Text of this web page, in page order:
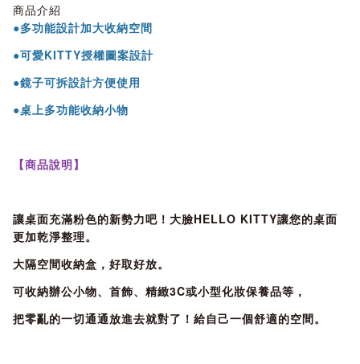
商品介紹
●多功能設計加大收納空間
●可愛KITTY授權圖案設計
●鏡子可拆設計方便使用
●桌上多功能收納小物
【商品說明】
讓桌面充滿粉色的新勢力吧！大臉HELLO KITTY讓您的桌面
更加乾淨整理。
大隔空間收納盒，好取好放。
可收納辦公小物、首飾、精緻3C或小型化妝保養品等，
把零亂的一切通通放進去就對了！給自己一個舒適的空間。